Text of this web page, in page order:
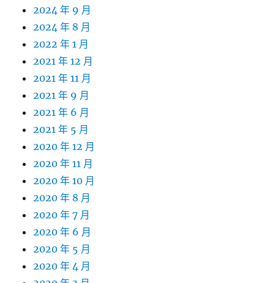
2024 年 9 月
2024 年 8 月
2022 年 1 月
2021 年 12 月
2021 年 11 月
2021 年 9 月
2021 年 6 月
2021 年 5 月
2020 年 12 月
2020 年 11 月
2020 年 10 月
2020 年 8 月
2020 年 7 月
2020 年 6 月
2020 年 5 月
2020 年 4 月